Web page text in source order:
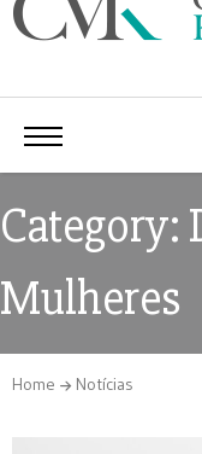
Category:
Mulheres
Home Notícias